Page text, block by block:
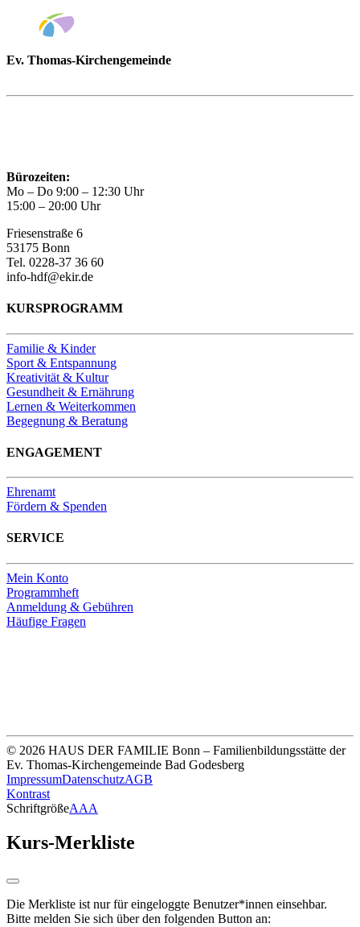
Ev. Thomas-Kirchengemeinde
Bürozeiten:
Mo – Do 9:00 – 12:30 Uhr
15:00 – 20:00 Uhr
Friesenstraße 6
53175 Bonn
Tel. 0228-37 36 60
info-hdf@ekir.de
KURSPROGRAMM
Familie & Kinder
Sport & Entspannung
Kreativität & Kultur
Gesundheit & Ernährung
Lernen & Weiterkommen
Begegnung & Beratung
ENGAGEMENT
Ehrenamt
Fördern & Spenden
SERVICE
Mein Konto
Programmheft
Anmeldung & Gebühren
Häufige Fragen
© 2026 HAUS DER FAMILIE Bonn – Familienbildungsstätte der
Ev. Thomas-Kirchengemeinde Bad Godesberg
ImpressumDatenschutzAGB
Kontrast
SchriftgrößeAAA
Kurs-Merkliste
Die Merkliste ist nur für eingeloggte Benutzer*innen einsehbar.
Bitte melden Sie sich über den folgenden Button an: